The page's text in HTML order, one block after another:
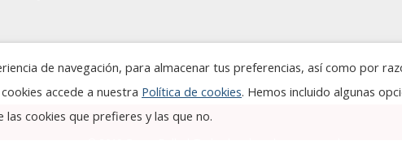
de navegación, para almacenar tus preferencias, así como por
accede a nuestra Política de cookies. Hemos incluido algunas
cookies que prefieres y las que no.